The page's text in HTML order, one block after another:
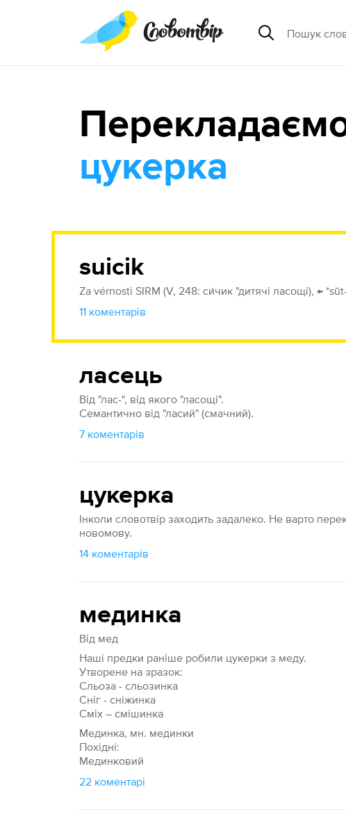
цукерка
suicik
Za vérnosti SIRM (V, 248: си́чик "дитячі ласощі), ←
11 коментарів
ласець
Від "лас-", від якого "ласощі".
Семантично від "ласий" (смачний).
7 коментарів
цукерка
Інколи словотвір заходить задалеко. Не варто
новомову.
14 коментарів
мединка
Від мед
Наші предки раніше робили цукерки з меду.
Утворене на зразок:
Сльоза - сльозинка
Сніг - сніжинка
Сміх – смішинка
Мединка, мн. мединки
Похідні:
Мединковий
22 коментарі